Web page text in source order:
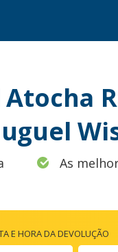
As
E HORA DA DEVOLUÇÃO